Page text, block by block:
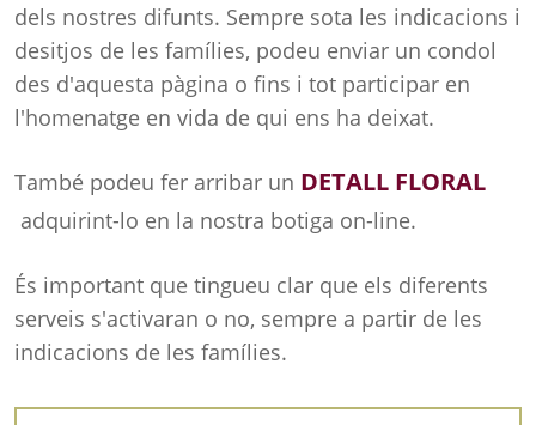
dels nostres difunts. Sempre sota les indicacions i
desitjos de les famílies, podeu enviar un condol
des d'aquesta pàgina o fins i tot participar en
l'homenatge en vida de qui ens ha deixat.
També podeu fer arribar un DETALL FLORAL
adquirint-lo en la nostra botiga on-line.
És important que tingueu clar que els diferents
serveis s'activaran o no, sempre a partir de les
indicacions de les famílies.